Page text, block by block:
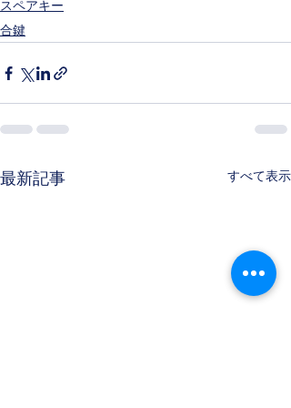
スペアキー
合鍵
最新記事 すべて表示